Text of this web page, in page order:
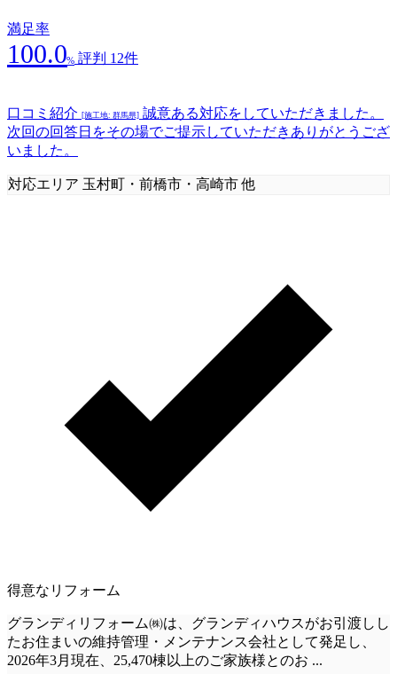
満足率
100.0% 評判 12件
口コミ紹介 [施工地: 群馬県] 誠意ある対応をしていただきました。
次回の回答日をその場でご提示していただきありがとうござ
いました。
対応エリア 玉村町・前橋市・高崎市 他
得意なリフォーム
グランディリフォーム㈱は、グランディハウスがお引渡しし
たお住まいの維持管理・メンテナンス会社として発足し、
2026年3月現在、25,470棟以上のご家族様とのお ...